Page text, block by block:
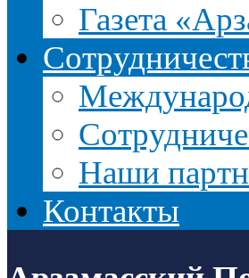
Газета
Наши
Контакты